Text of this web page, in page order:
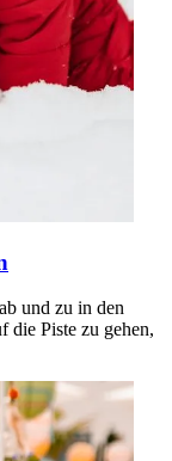
und zu in den
die Piste zu gehen,